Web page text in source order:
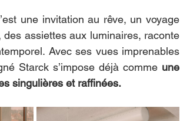
une invitation au rêve, un voyage
des assiettes aux luminaires, raconte
Avec ses vues imprenables
Starck s’impose déjà comme une
singulières et raffinées.